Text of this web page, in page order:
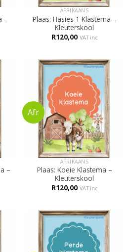
–
AFRIKAANS
Plaas: Hasies 1 Klastema –
Kleuterskool
R120,00 VAT inc
–
AFRIKAANS
Plaas: Koeie Klastema –
Kleuterskool
R120,00 VAT inc